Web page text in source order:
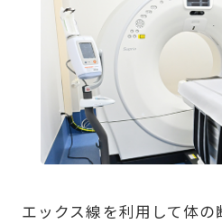
エックス線を利用して体